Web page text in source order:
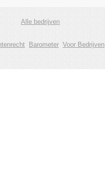
Alle bedrijven
Barometer Voor Bedrijven